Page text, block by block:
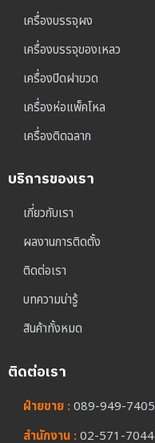
เครื่องบรรจุผง
เครื่องบรรจุของเหลว
เครื่องปิดฝาขวด
เครื่องห่อแพ็คโหล
เครื่องติดฉลาก
บริการของเรา
เกี่ยวกับเรา
ผลงานการติดตั้ง
ติดต่อเรา
บทความน่ารู้
สินค้าทั้งหมด
ติดต่อเรา
ฝ่ายขาย :089-949-7405
สำนักงาน :02-571-7044